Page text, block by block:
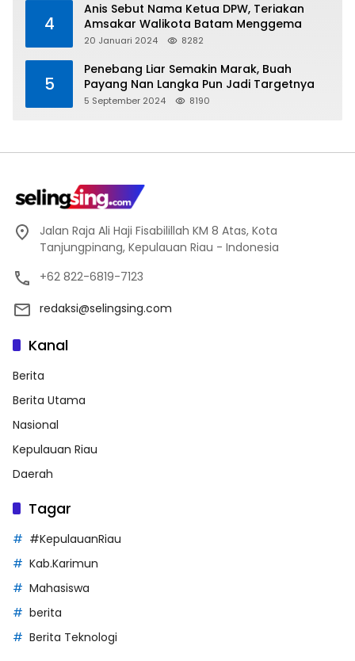
4
Anis Sebut Nama Ketua DPW, Teriakan
Amsakar Walikota Batam Menggema
20 Januari 2024 8282
5
Penebang Liar Semakin Marak, Buah
Payang Nan Langka Pun Jadi Targetnya
5 September 2024 8190
Jalan Raja Ali Haji Fisabilillah KM 8 Atas, Kota
Tanjungpinang, Kepulauan Riau - Indonesia
+62 822-6819-7123
redaksi@selingsing.com
Kanal
Berita
Berita Utama
Nasional
Kepulauan Riau
Daerah
Tagar
#KepulauanRiau
Kab.Karimun
Mahasiswa
berita
Berita Teknologi